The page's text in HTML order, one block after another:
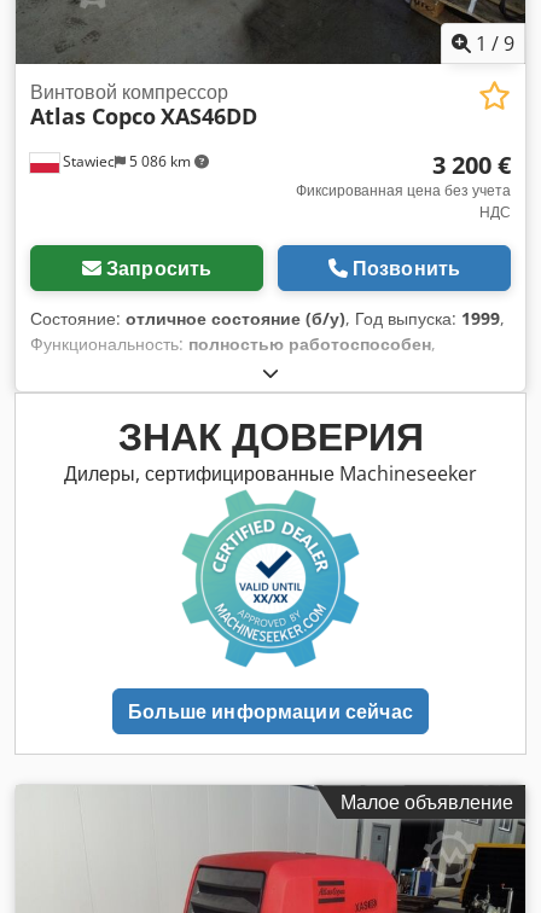
1 /9
Stawiec 5 086 km
Винтовой компрессор
Atlas CopcoXAS46DD
3 200 €
Фиксированная цена без учета
НДС
Запросить Позвонить
Состояние: отличное состояние (б/у), Год выпуска: 1999,
Функциональность: полностью работоспособен,
Компрессор DIESEL ATLAS COPCO XAS46DD после
обслуживания! Компрессор зарегистрирован в Польше.
Технические характеристики: производительность 2,60 м3/
мин; рабочее давление 7 Бар; двигатель DEUTZ F2M1011;
наработка 1355 ч! Компрессор полностью исправен, готов к
работе, гарантия. Цена нетто: 13 500 злотых. Цена брутто:
16 605 злотых. Dsdpfjx A T D Ssx Ag Usck
ЗНАК ДОВЕРИЯ
Дилеры, сертифицированные Machineseeker
Больше информации сейчас
Малое объявление